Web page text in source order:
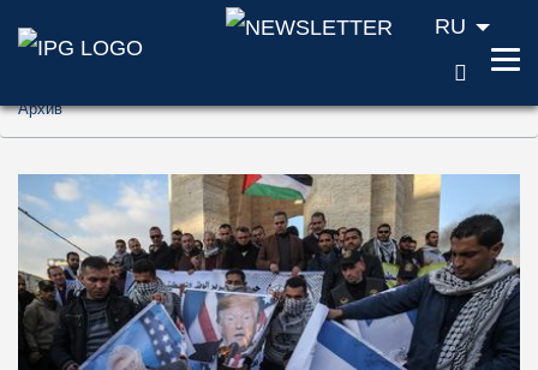
Перейти к содержанию (ключ доступа
Перейти к поиску (ключ доступа '2')
Перейти к навигации (ключ доступа '3')
RU
Архив